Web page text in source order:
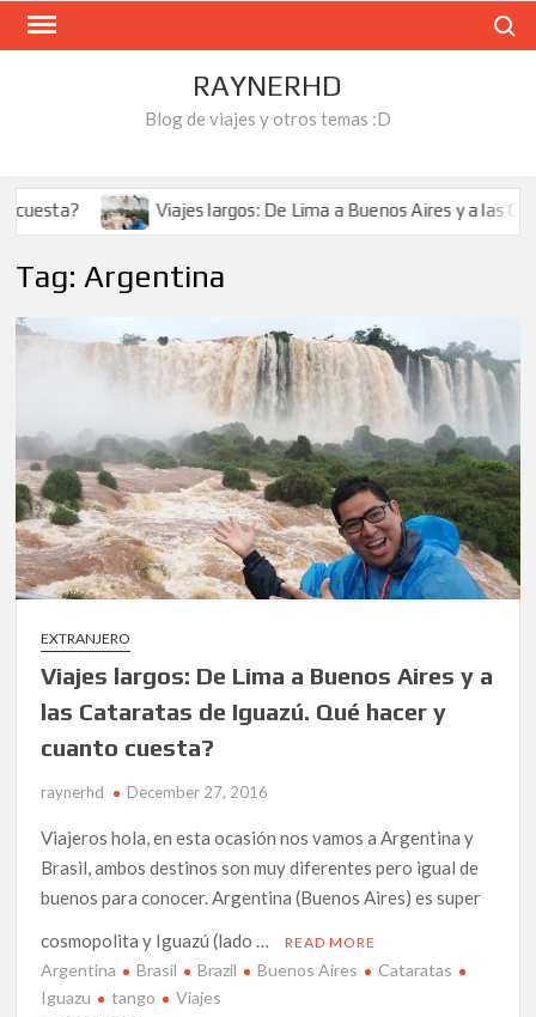
Skip
RAYNERHD
Blog de viajes y otros temas :D
Viajes largos: De Lima a Buenos Aires y a las
Tag:Argentina
EXTRANJERO
Viajes largos: De Lima a Buenos Aires y a
las Cataratas de Iguazú. Qué hacer y
cuanto cuesta?
raynerhd December 27, 2016
Viajeros hola, en esta ocasión nos vamos a Argentina y
Brasil, ambos destinos son muy diferentes pero igual de
buenos para conocer. Argentina (Buenos Aires) es super
cosmopolita y Iguazú (lado …
READ MORE
Argentina Brasil Brazil Buenos Aires
Cataratas
Iguazu
tango Viajes